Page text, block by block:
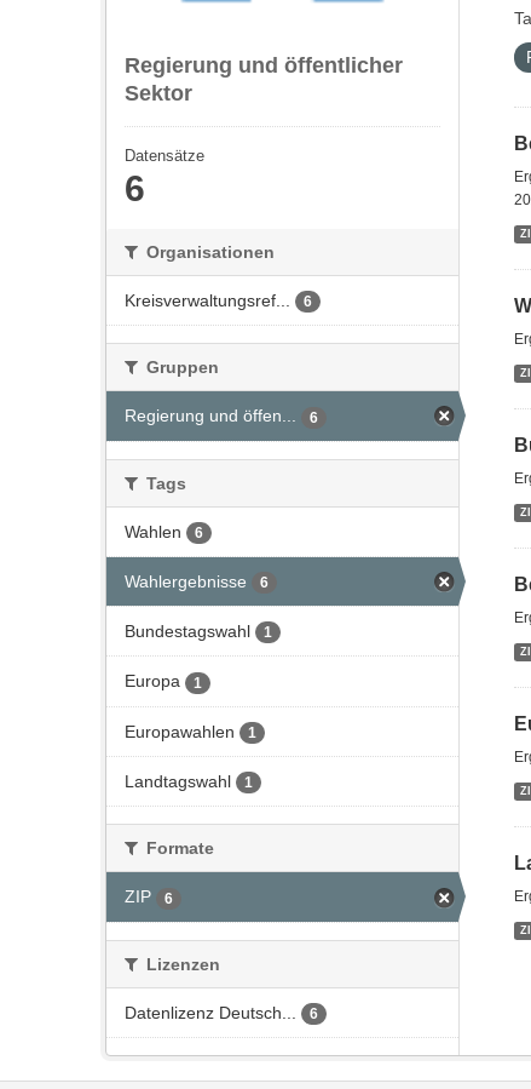
Regierung und öffentlicher
Sektor
Datensätze
6
Organisationen
Kreisverwaltungsref... 6
Gruppen
Regierung und öffen... 6
Tags
Wahlen 6
Wahlergebnisse 6
Bundestagswahl 1
Europa 1
Europawahlen 1
Landtagswahl 1
Formate
ZIP 6
Lizenzen
Datenlizenz Deutsch... 6